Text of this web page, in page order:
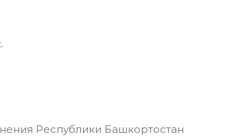
Республики Башкортостан